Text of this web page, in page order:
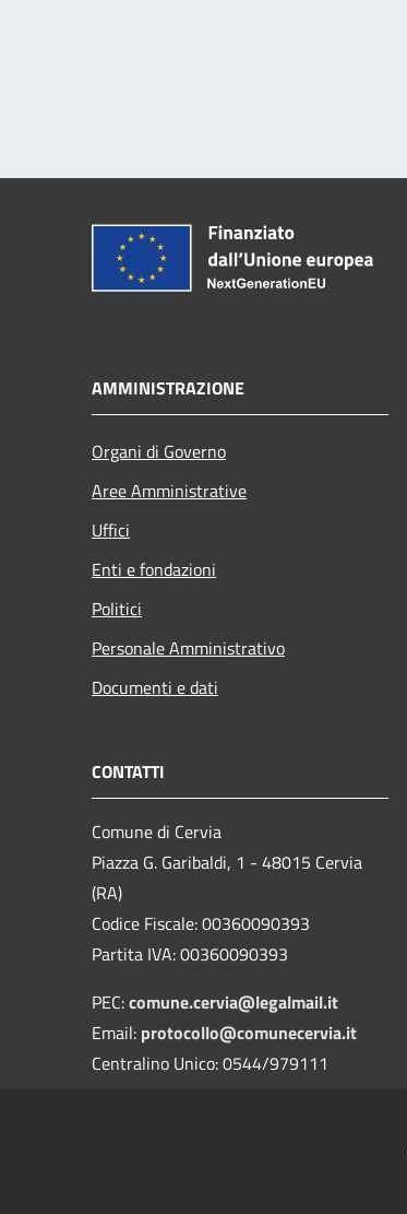
AMMINISTRAZIONE
Organi di Governo
Aree Amministrative
Uffici
Enti e fondazioni
Politici
Personale Amministrativo
Documenti e dati
CONTATTI
Comune di Cervia
Piazza G. Garibaldi, 1 - 48015 Cervia
(RA)
Codice Fiscale: 00360090393
Partita IVA: 00360090393
PEC:comune.cervia@legalmail.it
Email: protocollo@comunecervia.it
Centralino Unico: 0544/979111